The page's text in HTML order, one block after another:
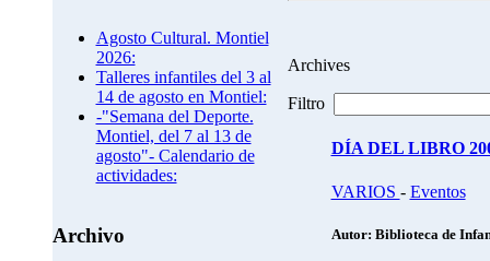
Agosto Cultural. Montiel
2026:
Talleres infantiles del 3 al
14 de agosto en Montiel:
-"Semana del Deporte.
Montiel, del 7 al 13 de
agosto"- Calendario de
actividades:
Archivo
Archives
Filtro
DÍA DEL LIBRO
VARIOS - Eventos
Autor: Biblioteca de